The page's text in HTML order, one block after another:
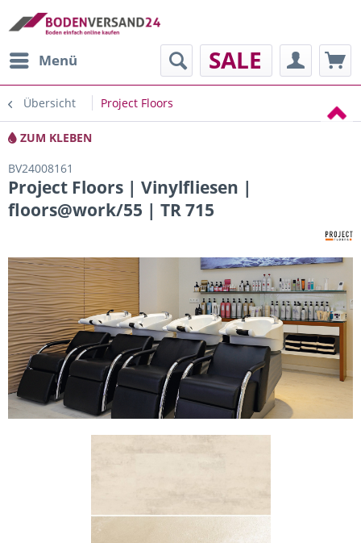
Menü SALE
Übersicht Project Floors
ZUM KLEBEN
BV24008161
Project Floors | Vinylfliesen |
floors@work/55 | TR 715